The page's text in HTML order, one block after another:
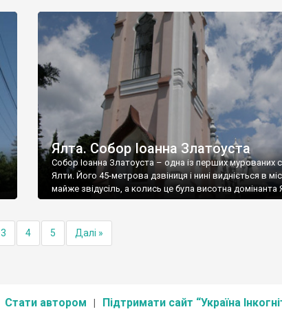
Ялта. Собор Іоанна Златоуста
Собор Іоанна Златоуста – одна із перших мурованих
Ялти. Його 45-метрова дзвіниця і нині видніється в
майже звідусіль, а колись це була висотна домінанта
3 4 5 Далі »
Стати автором Підтримати сайт “Україна